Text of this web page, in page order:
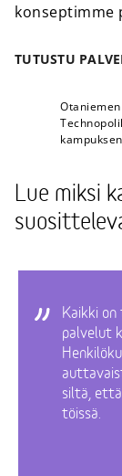
konseptimme
TUTUSTU
Lue miksi
Kaikki
palvelut
siltä, että
töissä.